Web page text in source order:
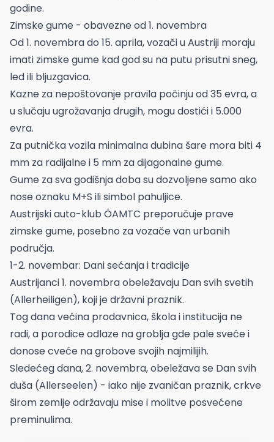
godine.
Zimske gume - obavezne od 1. novembra
Od 1. novembra do 15. aprila, vozači u Austriji moraju
imati zimske gume kad god su na putu prisutni sneg,
led ili bljuzgavica.
Kazne za nepoštovanje pravila počinju od 35 evra, a
u slučaju ugrožavanja drugih, mogu dostići i 5.000
evra.
Za putnička vozila minimalna dubina šare mora biti 4
mm za radijalne i 5 mm za dijagonalne gume.
Gume za sva godišnja doba su dozvoljene samo ako
nose oznaku M+S ili simbol pahuljice.
Austrijski auto-klub ÖAMTC preporučuje prave
zimske gume, posebno za vozače van urbanih
područja.
1-2. novembar: Dani sećanja i tradicije
Austrijanci 1. novembra obeležavaju Dan svih svetih
(Allerheiligen), koji je državni praznik.
Tog dana većina prodavnica, škola i institucija ne
radi, a porodice odlaze na groblja gde pale sveće i
donose cveće na grobove svojih najmilijih.
Sledećeg dana, 2. novembra, obeležava se Dan svih
duša (Allerseelen) - iako nije zvaničan praznik, crkve
širom zemlje održavaju mise i molitve posvećene
preminulima.